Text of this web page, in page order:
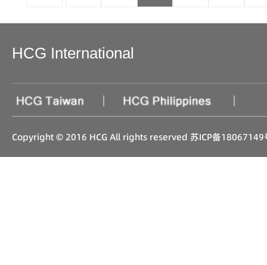
HCG International
| |
Copyright © 2016 HCG All rights reserved 苏ICP备